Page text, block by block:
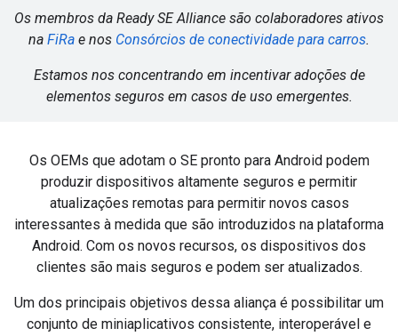
Os membros da Ready SE Alliance são colaboradores ativos
na FiRa e nos Consórcios de conectividade para carros.
Estamos nos concentrando em incentivar adoções de
elementos seguros em casos de uso emergentes.
Os OEMs que adotam o SE pronto para Android podem
produzir dispositivos altamente seguros e permitir
atualizações remotas para permitir novos casos
interessantes à medida que são introduzidos na plataforma
Android. Com os novos recursos, os dispositivos dos
clientes são mais seguros e podem ser atualizados.
Um dos principais objetivos dessa aliança é possibilitar um
conjunto de miniaplicativos consistente, interoperável e